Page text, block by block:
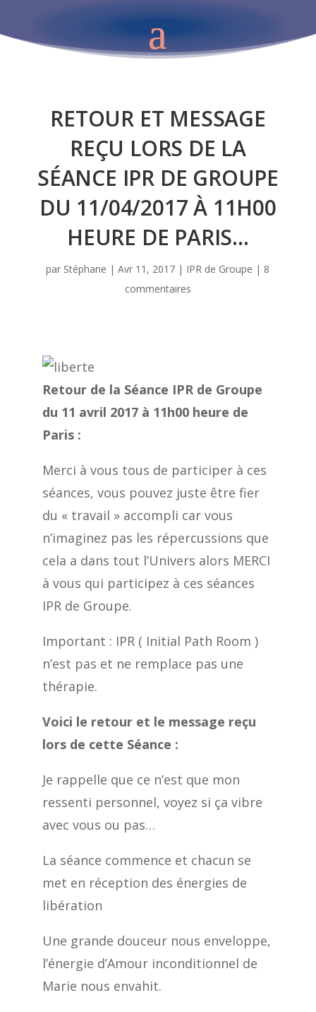
RETOUR ET MESSAGE
REÇU LORS DE LA
SÉANCE IPR DE GROUPE
DU 11/04/2017 À 11H00
HEURE DE PARIS…
par Stéphane |Avr 11, 2017 | IPR de Groupe | 8
commentaires
Retour de la Séance IPR de Groupe
du 11 avril 2017 à 11h00 heure de
Paris :
Merci à vous tous de participer à ces
séances, vous pouvez juste être fier
du « travail » accompli car vous
n’imaginez pas les répercussions que
cela a dans tout l’Univers alors MERCI
à vous qui participez à ces séances
IPR de Groupe.
Important : IPR ( Initial Path Room )
n’est pas et ne remplace pas une
thérapie.
Voici le retour et le message reçu
lors de cette Séance :
Je rappelle que ce n’est que mon
ressenti personnel, voyez si ça vibre
avec vous ou pas…
La séance commence et chacun se
met en réception des énergies de
libération
Une grande douceur nous enveloppe,
l’énergie d’Amour inconditionnel de
Marie nous envahit.